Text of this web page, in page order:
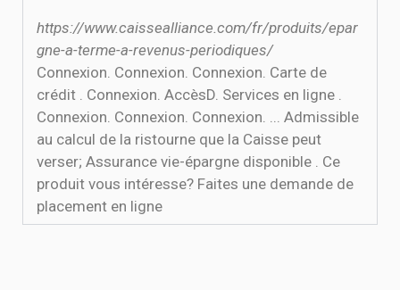
https://www.caissealliance.com/fr/produits/epar
gne-a-terme-a-revenus-periodiques/
Connexion. Connexion. Connexion. Carte de
crédit . Connexion. AccèsD. Services en ligne .
Connexion. Connexion. Connexion. ... Admissible
au calcul de la ristourne que la Caisse peut
verser; Assurance vie-épargne disponible . Ce
produit vous intéresse? Faites une demande de
placement en ligne